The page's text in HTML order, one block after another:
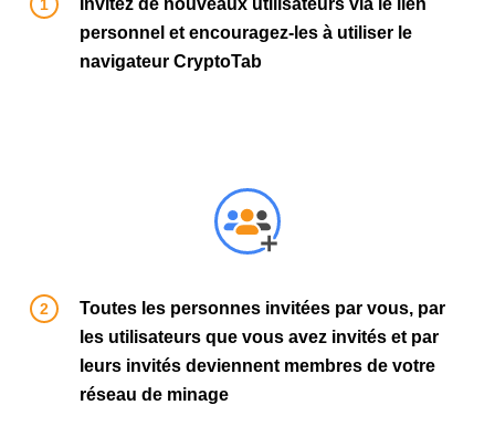
personnel et encouragez-les à utiliser le
navigateur CryptoTab
Toutes les personnes invitées par vous, par
les utilisateurs que vous avez invités et par
leurs invités deviennent membres de votre
réseau de minage